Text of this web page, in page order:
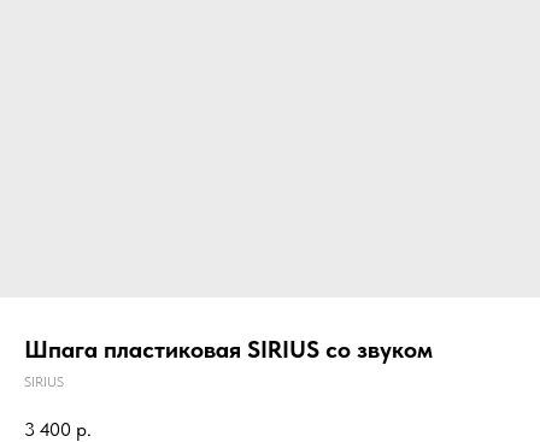
Шпага пластиковая SIRIUS со звуком
SIRIUS
3 400 р.